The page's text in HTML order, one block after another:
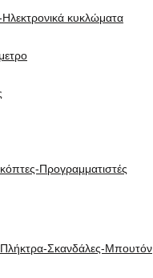
Ηλεκτρονικά κυκλώματα
Προγραμματιστές
Σκανδάλες-Μπουτόν